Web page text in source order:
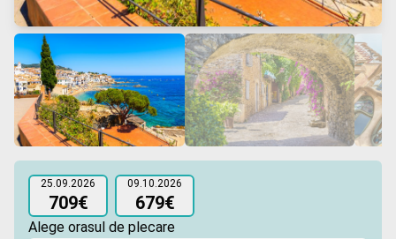
25.09.2026
709€
09.10.2026
679€
Alege orasul de plecare